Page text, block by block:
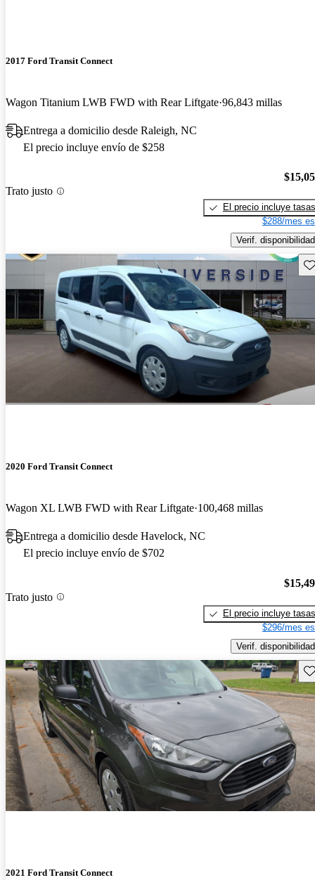
2017 Ford Transit Connect
Wagon Titanium LWB FWD with Rear Liftgate 96,843 millas
Entrega a domicilio desde Raleigh, NC
El precio incluye envío de $258
Trato justo
El precio incluye tasas
$288/mes
Verif. disponibilidad
2020 Ford Transit Connect
Wagon XL LWB FWD with Rear Liftgate 100,468 millas
Entrega a domicilio desde Havelock, NC
El precio incluye envío de $702
Trato justo
El precio incluye tasas
$296/mes
Verif. disponibilidad
2021 Ford Transit Connect